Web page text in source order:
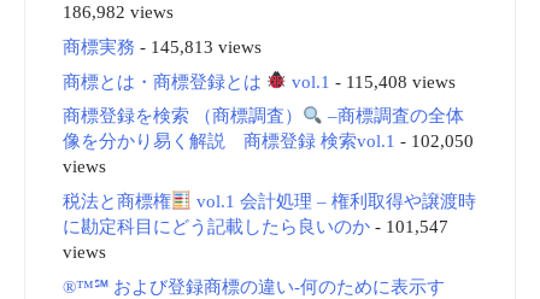
186,982 views
商標実務 - 145,813 views
商標とは・商標登録とは
vol.1 - 115,408 views
商標登録を検索 （商標調査）
–商標調査の全体
像を分かり易く解説 商標登録 検索vol.1 - 102,050
views
税法と商標権
vol.1 会計処理 – 権利取得や譲渡時
に勘定科目にどう記載したら良いのか- 101,547
views
®™℠ および登録商標の違い-何のために表示す